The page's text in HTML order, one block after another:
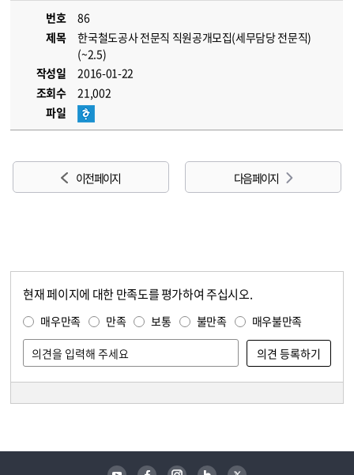
번호
86
제목
한국철도공사 전문직 직원공개모집(세무담당 전문직)
(~2.5)
작성일
2016-01-22
조회수
21,002
파일
이전 페이지 다음 페이지
현재 페이지에 대한 만족도를 평가하여 주십시오.
매우만족 만족 보통 불만족 매우불만족
유튜브 페이스북 인스타그램 블로그 트위터